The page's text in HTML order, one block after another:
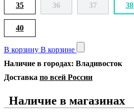
35 36 37 38
40
В корзину В корзине
Наличие в городах: Владивосток
Доставка по всей России
Наличие в магазинах